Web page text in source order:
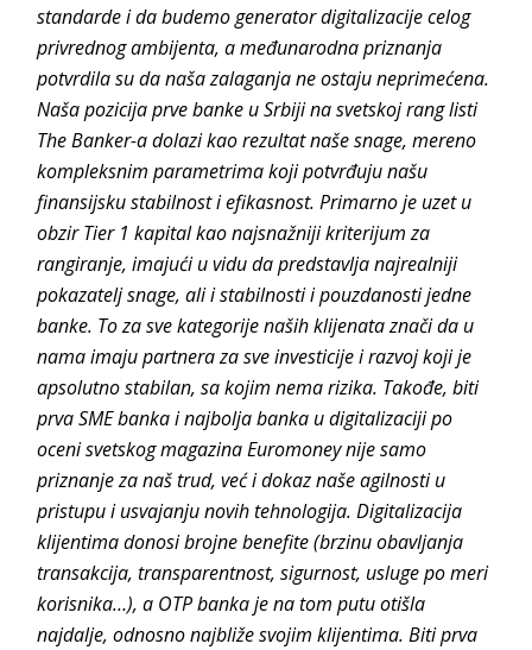
standarde i da budemo generator digitalizacije celog
privrednog ambijenta, a međunarodna priznanja
potvrdila su da naša zalaganja ne ostaju neprimećena.
Naša pozicija prve banke u Srbiji na svetskoj rang listi
The Banker-a dolazi kao rezultat naše snage, mereno
kompleksnim parametrima koji potvrđuju našu
finansijsku stabilnost i efikasnost. Primarno je uzet u
obzir Tier 1 kapital kao najsnažniji kriterijum za
rangiranje, imajući u vidu da predstavlja najrealniji
pokazatelj snage, ali i stabilnosti i pouzdanosti jedne
banke. To za sve kategorije naših klijenata znači da u
nama imaju partnera za sve investicije i razvoj koji je
apsolutno stabilan, sa kojim nema rizika. Takođe, biti
prva SME banka i najbolja banka u digitalizaciji po
oceni svetskog magazina Euromoney nije samo
priznanje za naš trud, već i dokaz naše agilnosti u
pristupu i usvajanju novih tehnologija. Digitalizacija
klijentima donosi brojne benefite (brzinu obavljanja
transakcija, transparentnost, sigurnost, usluge po meri
korisnika…), a OTP banka je na tom putu otišla
najdalje, odnosno najbliže svojim klijentima. Biti prva